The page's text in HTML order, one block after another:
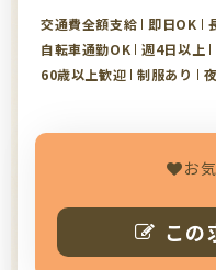
交通費全額支給 即日OK
自転車通勤OK
週4日以上
60歳以上歓迎
制服あり
お
この